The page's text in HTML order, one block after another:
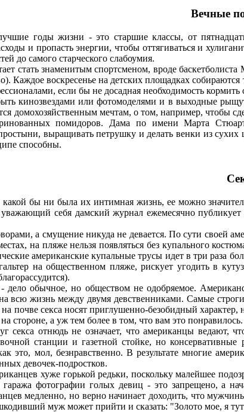
Вечные
годы жизни - это старшие классы, от
и пропасть энергии, чтобы оттягиваться и
до самого старческого слабоумия.
стать знаменитым спортсменом, вроде
Каждое воскресенье на детских площадках
если бы не досадная необходимость кормить
кинозвездами или фотомоделями и в выходные
домохозяйственным мечтам, о том, например, чтобы
помидоров. Дама по имени Марта Стюарт,
выращивать петрушку и делать венки из
способны.
бы ни была их интимная жизнь, ее можно
себя дамский журнал ежемесячно
а смущение никуда не девается. По сути своей
на пляже нельзя появляться без купального
американские купальные трусы идет в три раза
на общественном пляже, рискует угодить в
обычное, но обществом не одобряемое.
всю жизнь между двумя девственниками. Самые
почве секса носят приглушенно-безобидный
стороне, а уж тем более в том, что вам это понравилось.
отнюдь не означает, что американцы ведают,
станции и газетной стойке, но
это, мол, безнравственно. В результате многие
девочек-подростков.
хуже горькой редьки, поскольку малейшее
фотографии голых девиц - это запрещено, а
медленно, но верно начинает доходить, что
муж может прийти и сказать: "Золото мое, я